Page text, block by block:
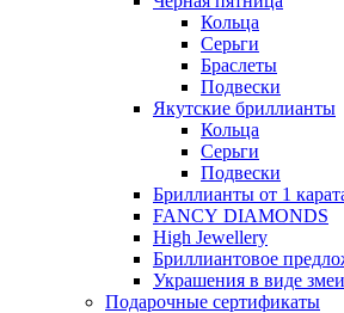
Кольца
Серьги
Браслеты
Подвески
Якутские бриллианты
Кольца
Серьги
Подвески
Бриллианты от 1
FANCY DIAMONDS
High Jewellery
Бриллиантовое
Украшения в виде змеи
Подарочные сертификаты